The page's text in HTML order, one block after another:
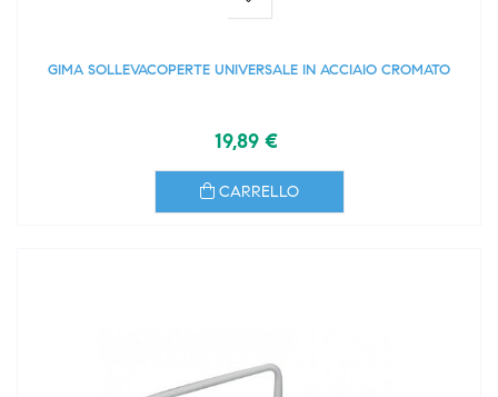
GIMA SOLLEVACOPERTE UNIVERSALE IN ACCIAIO CROMATO
19,89 €
CARRELLO